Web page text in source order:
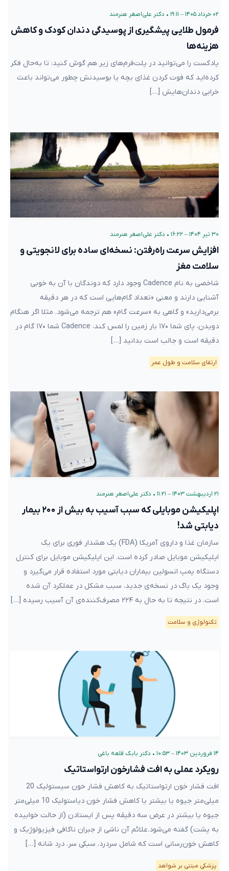
۰۲ خرداد ۱۴۰۵ – ۱۹:۱۱ • دکتر علی‌اصغر هنرمند
فرمول طلایی پیشگیری از پوسیدگی دندان کودک و کاهش
هزینه‌ها
پادکست را می‌توانید در پلت‌فرم‌های زیر هم گوش کنید: تا ‌به‌حال فکر
کرده‌اید که فوت کردن غذای بچه یا بوسیدنش چطور می‌تواند باعث
خرابی دندان‌هایش […]
۳۰ تیر ۱۴۰۴ – ۱۶:۲۲ • دکتر علی‌اصغر هنرمند
افزایش سرعت راه‌رفتن: نسخه‌ای ساده برای لانجویتی و
سلامت مغز
شاخصی به نام Cadence وجود دارد که دوندگان با آن به خوبی
آشنایی دارند و معنی «تعداد گام‌هایی است که در هر دقیقه
برمی‌دارید» و گاهی به «سرعت گام» هم ترجمه می‌شود. مثلا اگر هنگام
دویدن، پای شما ۱۷۰ بار زمین را لمس کند، Cadence شما ۱۷۰ گام در
دقیقه است و جالب است بدانید […]
ارتقای سلامت و طول عمر
۲۱ اردیبهشت ۱۴۰۳ – ۱۱:۲۱ • دکتر علی‌اصغر هنرمند
اپلیکیشن موبایلی که سبب آسیب به بیش از ۲۰۰ بیمار
دیابتی شد!
سازمان غذا و داروی آمریکا (FDA) یک هشدار فوری برای یک
اپلیکیشن موبایل صادر کرده است. این اپلیکیشن موبایل برای کنترل
دستگاه پمپ انسولین بیماران دیابتی مورد استفاده قرار می‌گیرد و
وجود یک باگ در نسخه‌ی جدید، سبب مشکل در عملکرد آن شده
است. در نتیجه‌ تا به حال به ۲۲۴ مصرف‌کننده‌ی آن آسیب رسیده […]
تکنولوژی و سلامت
۱۴ فروردین ۱۴۰۳ – ۱۰:۵۳ • دکتر بابک قلعه‌ باغی
رویکرد عملی به افت فشارخون ارتواستاتیک
افت فشار خون ارتواستاتیک به کاهش فشار خون سیستولیک 20
میلی‌متر جیوه یا بیشتر یا کاهش فشار خون دیاستولیک 10 میلی‌متر
جیوه یا بیشتر در عرض سه دقیقه پس از ایستادن (از حالت خوابیده
به پشت) گفته می‌شود.علائم آن ناشی از جبران ناکافی فیزیولوژیک و
کاهش خون‌رسانی است که شامل سردرد، سبکی سر، درد شانه […]
پزشکی مبتنی بر شواهد